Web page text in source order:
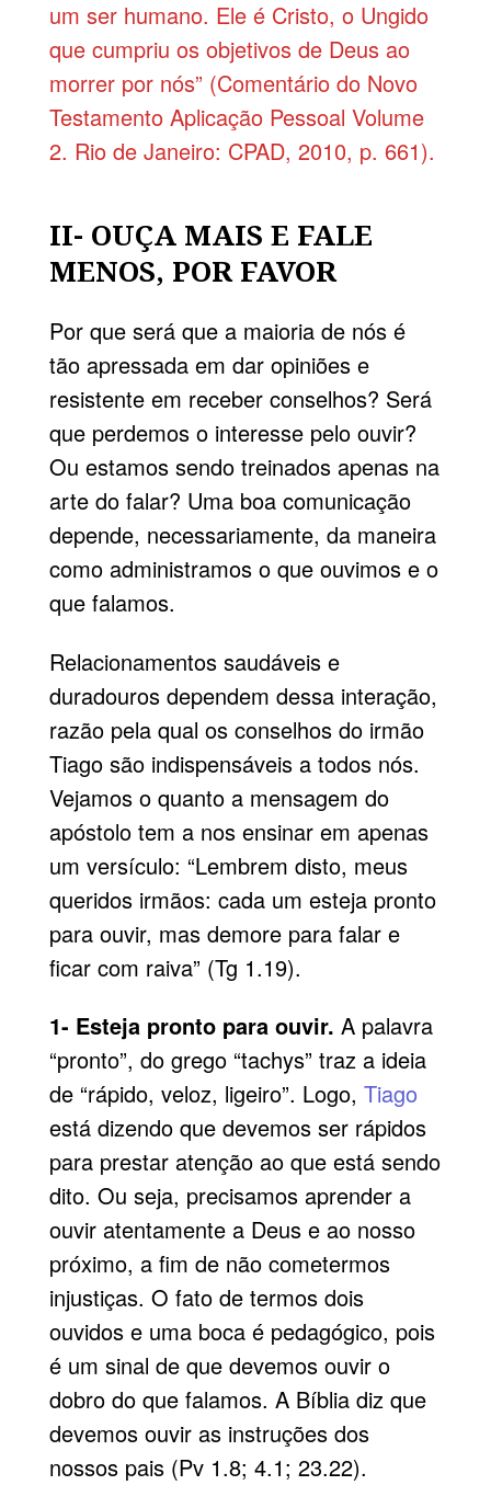
um ser humano. Ele é Cristo, o Ungido
que cumpriu os objetivos de Deus ao
morrer por nós” (Comentário do Novo
Testamento Aplicação Pessoal Volume
2. Rio de Janeiro: CPAD, 2010, p. 661).
II- OUÇA MAIS E FALE
MENOS, POR FAVOR
Por que será que a maioria de nós é
tão apressada em dar opiniões e
resistente em receber conselhos? Será
que perdemos o interesse pelo ouvir?
Ou estamos sendo treinados apenas na
arte do falar? Uma boa comunicação
depende, necessariamente, da maneira
como administramos o que ouvimos e o
que falamos.
Relacionamentos saudáveis e
duradouros dependem dessa interação,
razão pela qual os conselhos do irmão
Tiago são indispensáveis a todos nós.
Vejamos o quanto a mensagem do
apóstolo tem a nos ensinar em apenas
um versículo: “Lembrem disto, meus
queridos irmãos: cada um esteja pronto
para ouvir, mas demore para falar e
ficar com raiva” (Tg 1.19).
1- Esteja pronto para ouvir. A palavra
“pronto”, do grego “tachys” traz a ideia
de “rápido, veloz, ligeiro”. Logo, Tiago
está dizendo que devemos ser rápidos
para prestar atenção ao que está sendo
dito. Ou seja, precisamos aprender a
ouvir atentamente a Deus e ao nosso
próximo, a fim de não cometermos
injustiças. O fato de termos dois
ouvidos e uma boca é pedagógico, pois
é um sinal de que devemos ouvir o
dobro do que falamos. A Bíblia diz que
devemos ouvir as instruções dos
nossos pais (Pv 1.8; 4.1; 23.22).